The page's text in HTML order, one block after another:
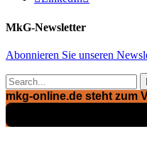
MkG-Newsletter
Abonnieren Sie unseren
mkg-online.de steht zum